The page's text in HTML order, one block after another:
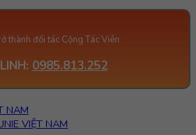
thành đối tác Cộng Tác Viên
0985.813.252
NAM
VIỆT NAM